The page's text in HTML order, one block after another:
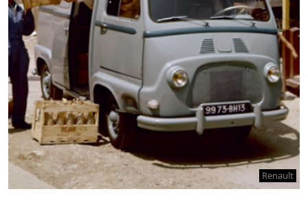
Renault